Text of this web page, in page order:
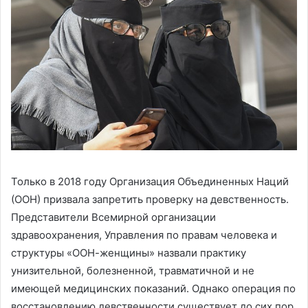
Только в 2018 году Организация Объединенных Наций
(ООН) призвала запретить проверку на девственность.
Представители Всемирной организации
здравоохранения, Управления по правам человека и
структуры «ООН-женщины» назвали практику
унизительной, болезненной, травматичной и не
имеющей медицинских показаний. Однако операция по